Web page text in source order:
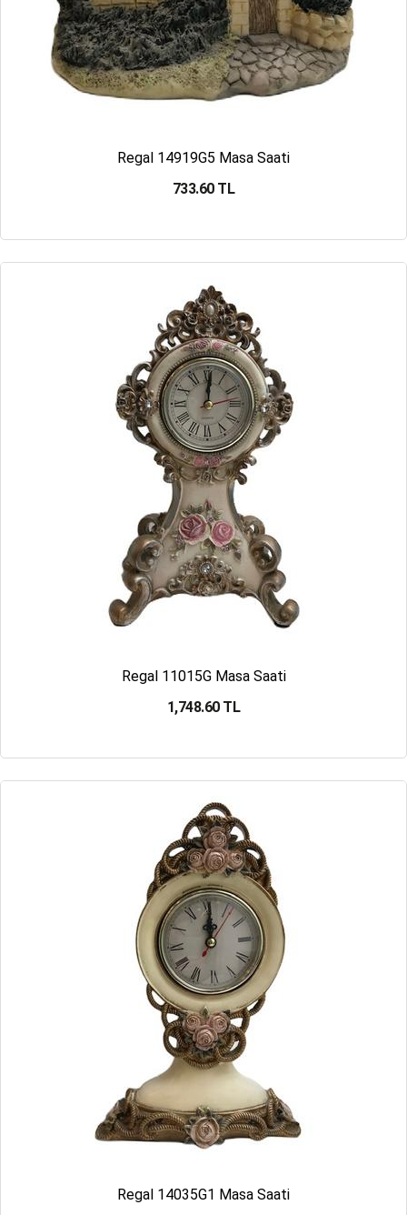
Regal 14919G5 Masa Saati
733.60 TL
Regal 11015G Masa Saati
1,748.60 TL
Regal 14035G1 Masa Saati